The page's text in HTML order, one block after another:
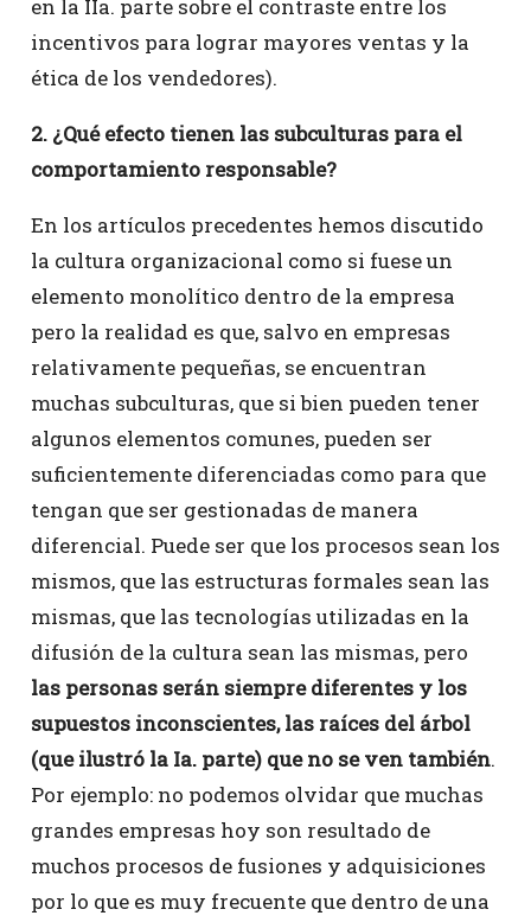
en la IIa. parte sobre el contraste entre los
incentivos para lograr mayores ventas y la
ética de los vendedores).
2. ¿Qué efecto tienen las subculturas para el
comportamiento responsable?
En los artículos precedentes hemos discutido
la cultura organizacional como si fuese un
elemento monolítico dentro de la empresa
pero la realidad es que, salvo en empresas
relativamente pequeñas, se encuentran
muchas subculturas, que si bien pueden tener
algunos elementos comunes, pueden ser
suficientemente diferenciadas como para que
tengan que ser gestionadas de manera
diferencial. Puede ser que los procesos sean los
mismos, que las estructuras formales sean las
mismas, que las tecnologías utilizadas en la
difusión de la cultura sean las mismas, pero
las personas serán siempre diferentes y los
supuestos inconscientes, las raíces del árbol
(que ilustró la Ia. parte) que no se ven también.
Por ejemplo: no podemos olvidar que muchas
grandes empresas hoy son resultado de
muchos procesos de fusiones y adquisiciones
por lo que es muy frecuente que dentro de una